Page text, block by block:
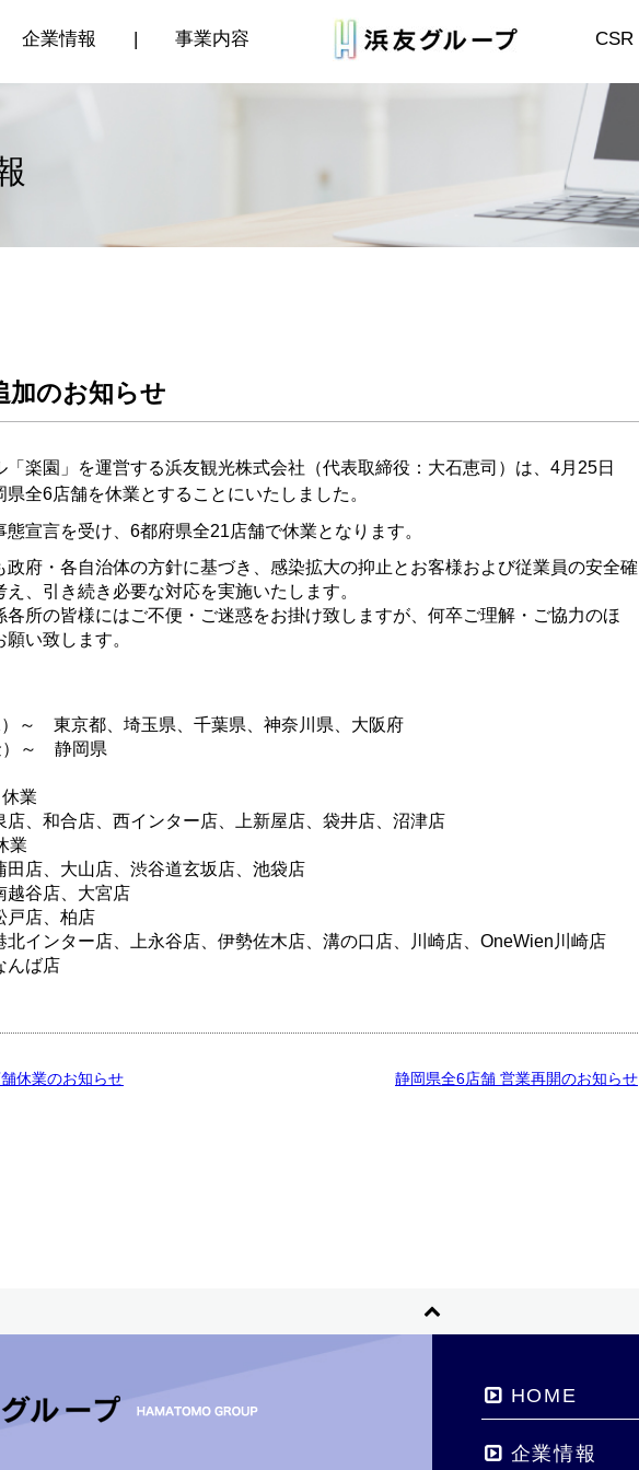
企業情報 | 事業内容 CSR
加のお知らせ
「楽園」を運営する浜友観光株式会社（代表取締役：大石恵司）は、4月25日
県全6店舗を休業とすることにいたしま した。
宣言を受け、 6都府県全21店舗で休業となります。
府・各自治体の方針に基づき、 感染拡大の抑止とお客様および従業員の安全確
、 引き続き必要な対応を実施いたします。
各所の皆様にはご不便・ ご迷惑をお掛け致しますが、何卒ご理解・ご協力のほ
い致します。
～ 東京都、埼玉県、千葉県、神奈川県、大阪府
～ 静岡県
業
、和合店、西インター店、上新屋店、袋井店、沼津店
業
店、大山店、渋谷道玄坂店、池袋店
越谷店、大宮店
戸店、柏店
北インター店、上永谷店、伊勢佐木店、溝の口店、
川崎店、OneWien川崎店
んば店
休業のお知らせ 静岡県全6店舗 営業再開のお知らせ
HOME
企業情報